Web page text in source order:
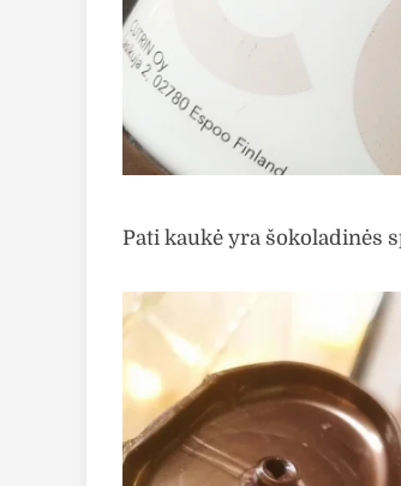
Pati kaukė yra šokoladinės